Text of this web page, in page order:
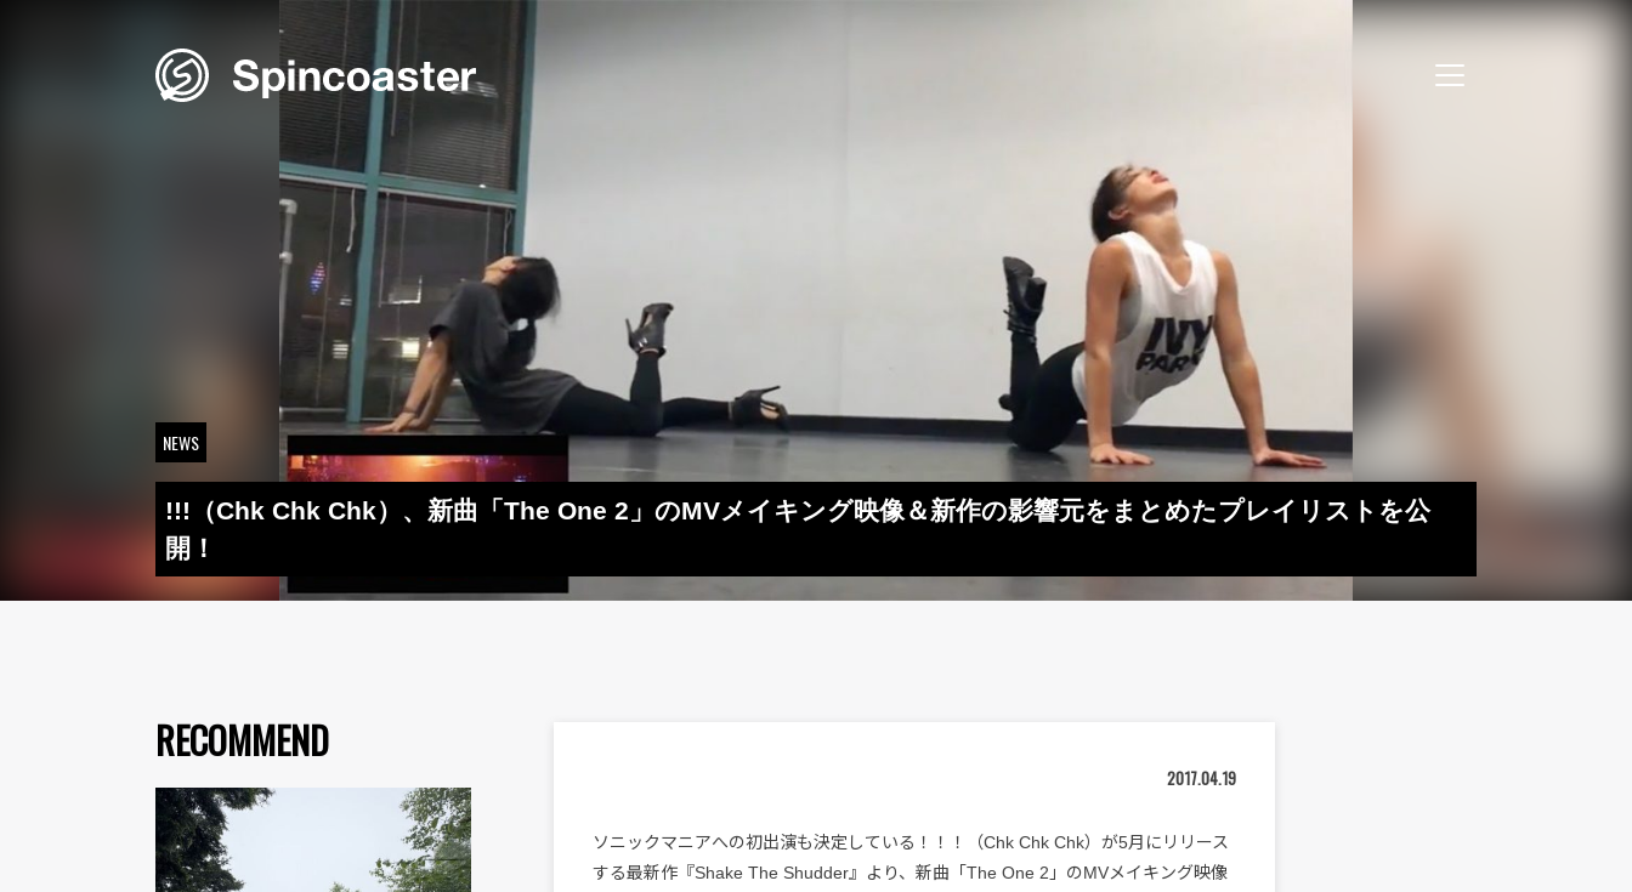
NEWS
!!!（Chk Chk Chk）、新曲「The One 2」のMVメイキング映像＆新作の影響元をまとめたプレイリストを公
開！
RECOMMEND
2017.04.19
ソニックマニアへの初出演も決定している！！！（Chk Chk Chk）が5月にリリース
する最新作『Shake The Shudder』より、新曲「The One 2」のMVメイキング映像